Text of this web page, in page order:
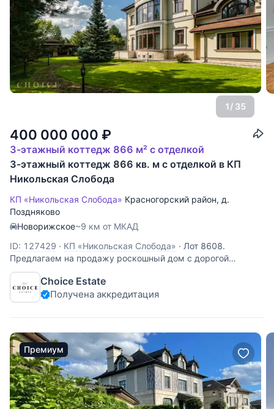
1 / 35
400 000 000 ₽
3-этажный коттедж 866 м² с отделкой
3-этажный коттедж 866 кв. м с отделкой в КП
Никольская Слобода
КП «Никольская Слобода» Красногорский район, д.
Поздняково
Новорижское~9 км от МКАД
ID: 127429 · КП «Никольская Слобода» · Лот 8608.
Предлагаем на продажу роскошный дом с дорогой
отделкой в одном из лучших поселков Новорижского шоссе
всего в 9 км от Москвы. 1 этаж: гараж, гардеробная,
гостиная, кухня, прихожая, санузел, спальня с санузлом -
Choice Estate
Получена аккредитация
Премиум